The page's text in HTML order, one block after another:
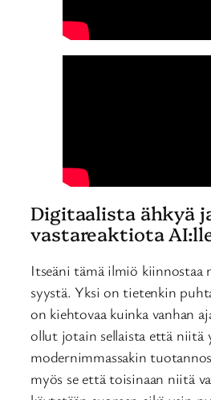
Digitaalista ähkyä
vastareaktiota
Itseäni tämä ilmiö kiinnostaa
syystä. Yksi on tietenkin
on kiehtovaa kuinka vanhan
ollut jotain sellaista että niitä
modernimmassakin
myös se että toisinaan niitä